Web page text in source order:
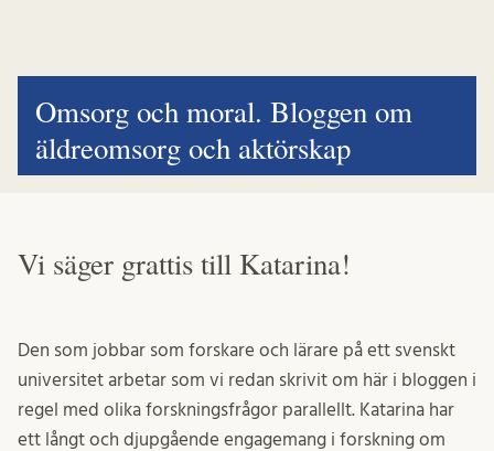
Omsorg och moral. Bloggen om
äldreomsorg och aktörskap
Vi säger grattis till Katarina!
Den som jobbar som forskare och lärare på ett svenskt
universitet arbetar som vi redan skrivit om här i bloggen i
regel med olika forskningsfrågor parallellt. Katarina har
ett långt och djupgående engagemang i forskning om